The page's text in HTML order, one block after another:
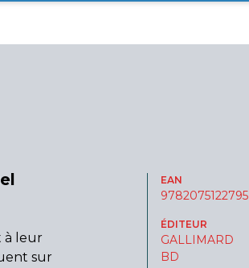
à leur
sur
EAN
9782075122795
ÉDITEUR
GALLIMARD
BD